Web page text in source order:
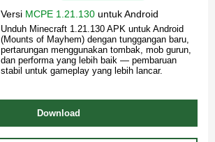
Versi MCPE 1.21.130 untukAndroid
Unduh Minecraft 1.21.130 APK untuk Android
(Mounts of Mayhem) dengan tunggangan baru,
pertarungan menggunakan tombak, mob gurun,
dan performa yang lebih baik — pembaruan
stabil untuk gameplay yang lebih lancar.
Download